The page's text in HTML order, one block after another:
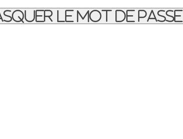
le mot de passe